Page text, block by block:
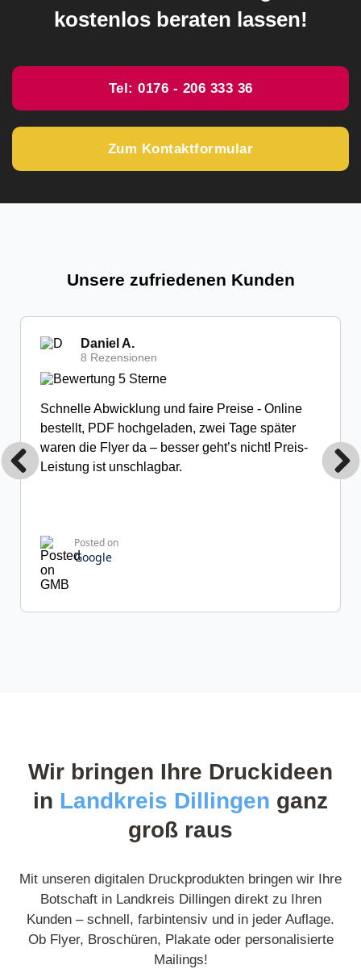
kostenlos beraten lassen!
Tel: 0176 - 206 333 36
Zum Kontaktformular
Unsere zufriedenen Kunden
Daniel A.
8 Rezensionen
Schnelle Abwicklung und faire Preise - Online
bestellt, PDF hochgeladen, zwei Tage später
waren die Flyer da – besser geht’s nicht! Preis-
Leistung ist unschlagbar.
Posted on
Google
getestet habe. Ich bestelle auf jeden Fall wieder.
Norbert L.
9 Rezensionen
Wir bringen Ihre Druckideen
in Landkreis Dillingen ganz
groß raus
Mit unseren digitalen Druckprodukten bringen wir Ihre
Botschaft in Landkreis Dillingen direkt zu Ihren
Kunden – schnell, farbintensiv und in jeder Auflage.
Ob Flyer, Broschüren, Plakate oder personalisierte
Mailings!